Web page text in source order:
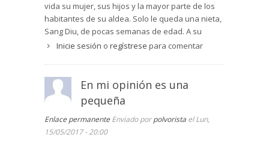
vida su mujer, sus hijos y la mayor parte de los
habitantes de su aldea. Solo le queda una nieta,
Sang Diu, de pocas semanas de edad. A su
llegada a un país occidental, presumiblemente
abandonar el edificio para que la niña tome algo
de aire, entabla una conversación sin palabras
con un hombre gordo, fumador empedernido,
que confunde la fórmula de saludo de Linh con
su nombre. A pesar de no entender ni una
Inicie sesión o regístrese para comentar
En mi opinión es una
pequeña
Enlace permanente Enviado porpolvorista el Lun,
15/05/2017 - 20:00